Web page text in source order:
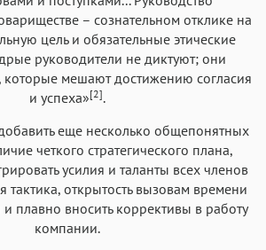
– сознательном отклике на
цель и обязательные этические
руководители не диктуют; они
которые мешают достижению согласия
и успеха»[2].
еще несколько общепонятных
четкого стратегического плана,
усилия и таланты всех членов
тактика, открытость вызовам времени
плавно вносить коррективы в работу
компании.